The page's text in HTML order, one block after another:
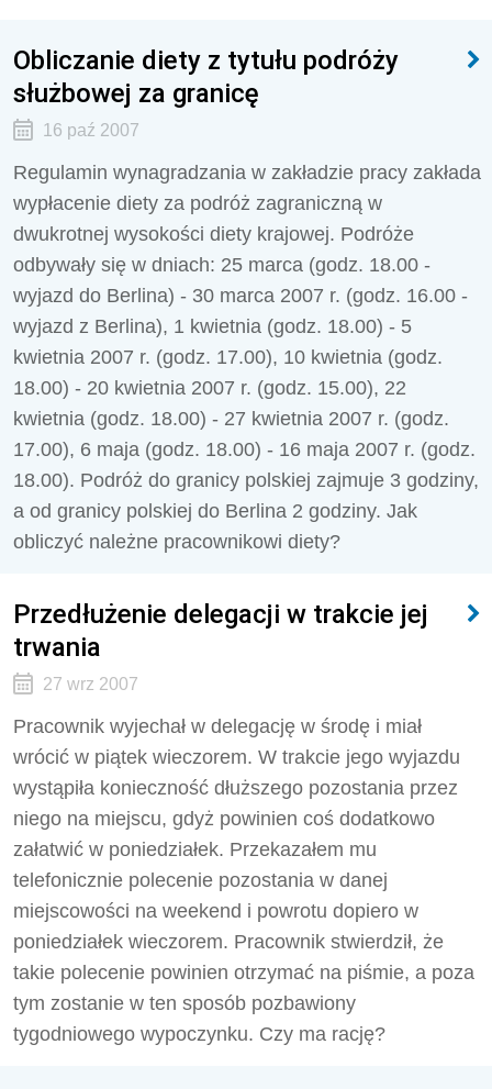
Obliczanie diety z tytułu podróży
służbowej za granicę
16 paź 2007
Regulamin wynagradzania w zakładzie pracy zakłada
wypłacenie diety za podróż zagraniczną w
dwukrotnej wysokości diety krajowej. Podróże
odbywały się w dniach: 25 marca (godz. 18.00 -
wyjazd do Berlina) - 30 marca 2007 r. (godz. 16.00 -
wyjazd z Berlina), 1 kwietnia (godz. 18.00) - 5
kwietnia 2007 r. (godz. 17.00), 10 kwietnia (godz.
18.00) - 20 kwietnia 2007 r. (godz. 15.00), 22
kwietnia (godz. 18.00) - 27 kwietnia 2007 r. (godz.
17.00), 6 maja (godz. 18.00) - 16 maja 2007 r. (godz.
18.00). Podróż do granicy polskiej zajmuje 3 godziny,
a od granicy polskiej do Berlina 2 godziny. Jak
obliczyć należne pracownikowi diety?
Przedłużenie delegacji w trakcie jej
trwania
27 wrz 2007
Pracownik wyjechał w delegację w środę i miał
wrócić w piątek wieczorem. W trakcie jego wyjazdu
wystąpiła konieczność dłuższego pozostania przez
niego na miejscu, gdyż powinien coś dodatkowo
załatwić w poniedziałek. Przekazałem mu
telefonicznie polecenie pozostania w danej
miejscowości na weekend i powrotu dopiero w
poniedziałek wieczorem. Pracownik stwierdził, że
takie polecenie powinien otrzymać na piśmie, a poza
tym zostanie w ten sposób pozbawiony
tygodniowego wypoczynku. Czy ma rację?